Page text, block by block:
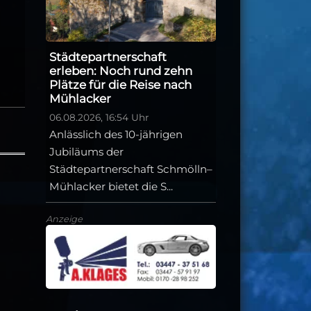
Städtepartnerschaft
erleben: Noch rund zehn
Plätze für die Reise nach
Mühlacker
06.08.2026, 16:54 Uhr
Anlässlich des 10-jährigen
Jubiläums der
Städtepartnerschaft Schmölln–
Mühlacker bietet die S...
Anzeige